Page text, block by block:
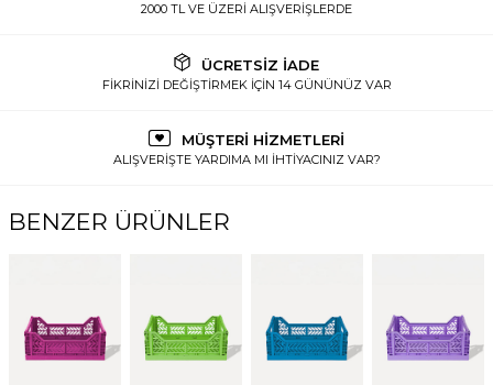
2000 TL VE ÜZERİ ALIŞVERİŞLERDE
ÜCRETSİZ İADE
FİKRİNİZİ DEĞİŞTİRMEK İÇİN 14 GÜNÜNÜZ VAR
MÜŞTERİ HİZMETLERİ
ALIŞVERİŞTE YARDIMA MI İHTİYACINIZ VAR?
BENZER ÜRÜNLER